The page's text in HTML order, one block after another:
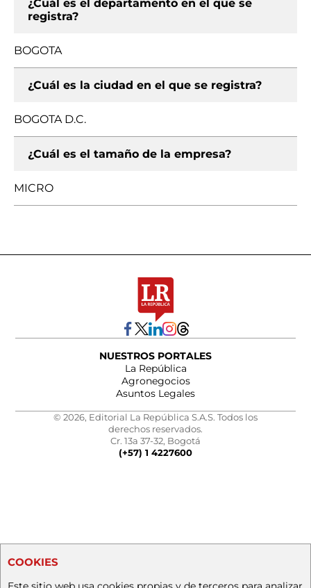
¿Cuál es el departamento en el que se
registra?
BOGOTA
¿Cuál es la ciudad en el que se registra?
BOGOTA D.C.
¿Cuál es el tamaño de la empresa?
MICRO
NUESTROS PORTALES
La República
Agronegocios
Asuntos Legales
© 2026, Editorial La República S.A.S. Todos los
derechos reservados.
Cr. 13a 37-32, Bogotá
(+57) 1 4227600
COOKIES